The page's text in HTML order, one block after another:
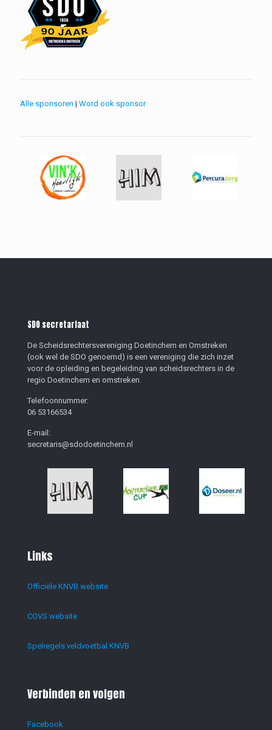
Alle sponsoren | Word ook sponsor
SDO secretariaat
De Scheidsrechtersvereniging Doetinchem en Omstreken
(ook wel de SDO genoemd) is een vereniging die zich inzet
voor de opleiding en begeleiding van scheidsrechters in de
regio Doetinchem en omstreken.
Telefoonnummer:
06 53166534
E-mail:
secretaris@sdodoetinchem.nl
Links
Officiële KNVB website
COVS website
Spelregels veldvoetbal KNVB
Verbinden en volgen
Facebook